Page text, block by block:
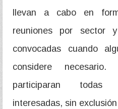
llevan a cabo en
reuniones por sector
convocadas cuando
considere
participaran todas
interesadas, sin